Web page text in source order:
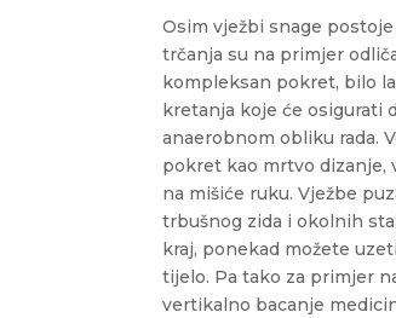
Osim vježbi snage
trčanja su na primjer
kompleksan pokret, bilo
kretanja koje će osigurati
anaerobnom obliku rada.
pokret kao mrtvo dizanje,
na mišiće ruku. Vježbe
trbušnog zida i okolnih
kraj, ponekad možete
tijelo. Pa tako za primjer
vertikalno bacanje